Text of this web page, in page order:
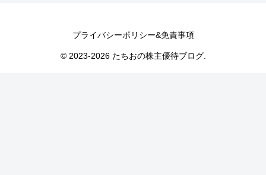
プライバシーポリシー&免責事項
© 2023-2026 たちおの株主優待ブログ.